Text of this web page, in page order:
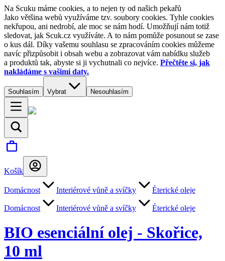
Na Scuku máme cookies, a to nejen ty od našich pekařů
Jako většina webů využíváme tzv. soubory cookies. Tyhle cookies
nekřupou, ani nedrobí, ale moc se nám hodí. Umožňují nám totiž
sledovat, jak Scuk.cz využíváte. A to nám pomůže posunout se zase
o kus dál. Díky vašemu souhlasu se zpracováním cookies můžeme
navíc přizpůsobit i obsah webu a zobrazovat vám nabídku služeb
a produktů tak, abyste si ji vychutnali co nejvíce. Přečtěte si, jak
nakládáme s vašimi daty.
Souhlasím Vybrat Nesouhlasím
Košík
Domácnost Interiérové vůně a svíčky Éterické oleje
Domácnost Interiérové vůně a svíčky Éterické oleje
BIO esenciální olej - Skořice,
10 ml